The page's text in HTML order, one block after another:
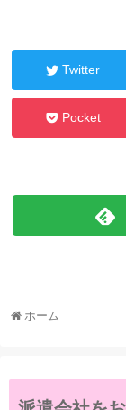
Twitter
Pocket
ホーム